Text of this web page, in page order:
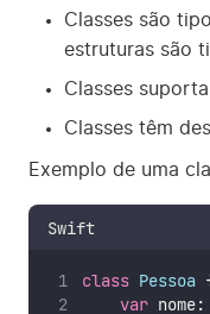
Classes são
estruturas são
Classes
Classes têm
Exemplo de uma
Swift
class Pessoa
var nome: